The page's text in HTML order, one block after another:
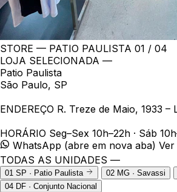
STORE — PATIO PAULISTA 01 / 04
LOJA SELECIONADA —
Patio Paulista
São Paulo, SP
ENDEREÇO R. Treze de Maio, 1933 –
HORÁRIO Seg–Sex 10h–22h · Sáb
WhatsApp (abre em nova aba)
TODAS AS UNIDADES —
01 SP · Patio Paulista 02 MG · Savassi
04 DF · Conjunto Nacional